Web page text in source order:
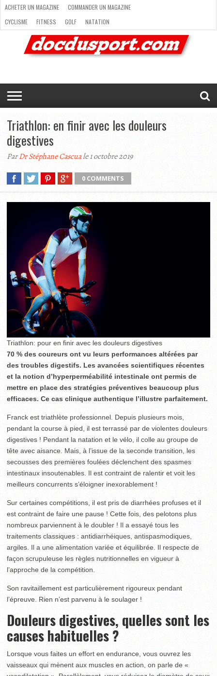
ACHETER
MAGAZINE
COMMANDER
UN
MAGAZINE
CYCLISME
FITNESS
GOLF
NATATION
RANDONNÉE
RUNNING
SKI
TRAIL
RUNNING
TRIATHLON
VOILE
NEWSLETTER
MAG’
EN
LIGNE
NOUS
CONTACTER
ACHETER UN MAGAZINE
COMMANDER UN MAGAZINE
CYCLISME
FITNESS GOLF
NATATION
RANDONNÉE
RUNNING SKI
TRAIL RUNNING
TRIATHLON
VOILE NEWSLETTER
MAG’ EN LIGNE
Triathlon: en finir avec les douleurs
digestives
ParDr Stéphane Cascuale 1 octobre 2019
0 COMMENTS
Triathlon: pour en finir avec les douleurs digestives
70 % des coureurs ont vu leurs performances altérées par
des troubles digestifs. Les avancées scientifiques récentes
et la notion d’hyperperméabilité intestinale ont permis de
mettre en place des stratégies préventives beaucoup plus
efficaces. Ce cas clinique authentique l’illustre parfaitement.
Franck est triathlète professionnel. Depuis plusieurs mois,
pendant la course à pied, il est terrassé par de violentes douleurs
digestives ! Pendant la natation et le vélo, il colle au groupe de
tête avec aisance. Mais, à l’issue de la seconde transition, les
secousses des premières foulées déclenchent des spasmes
intestinaux insoutenables. Il est contraint de ralentir et voit les
meilleurs concurrents s’éloigner inexorablement !
Sur certaines compétitions, il est pris de diarrhées profuses et il
est contraint de faire une pause ! Cette fois, des pelotons plus
nombreux parviennent à le doubler ! Il a essayé tous les
traitements classiques : antidiarrhéiques, antispasmodiques,
argiles. Il a une alimentation variée et équilibrée. Il respecte de
façon scrupuleuse les règles nutritionnelles en vigueur à
l’approche de la compétition.
Son ravitaillement est particulièrement rigoureux pendant
l’épreuve. Rien n’est parvenu à le soulager !
Douleurs digestives, quelles sont les
causes habituelles ?
Lorsque vous faites un effort en endurance, vous ouvrez les
vaisseaux qui mènent aux muscles en action, on parle de «